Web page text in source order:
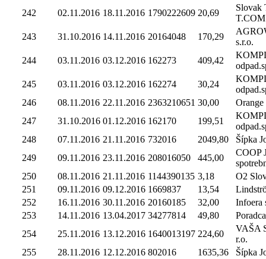
242
02.11.2016 18.11.2016 1790222609 20,69
Slovak
T.COM
243
31.10.2016 14.11.2016 20164048 170,29
s.r.o.
244
03.11.2016 03.12.2016 162273 409,42
245
03.11.2016 03.12.2016 162274 30,24
246
08.11.2016 22.11.2016 2363210651 30,00
Orange
247
31.10.2016 01.12.2016 162170 199,51
248
07.11.2016 21.11.2016 732016 2049,80
Šípka
249
09.11.2016 23.11.2016 208016050 445,00
COOP
250
08.11.2016 21.11.2016 1144390135 3,18
O2
251
09.11.2016 09.12.2016 1669837 13,54
252
16.11.2016 30.11.2016 20160185 32,00
Infoera
253
14.11.2016 13.04.2017 34277814 49,80
254
25.11.2016 13.12.2016 1640013197 224,60
VAŠA
r.o.
255
28.11.2016 12.12.2016 802016 1635,36
Šípka